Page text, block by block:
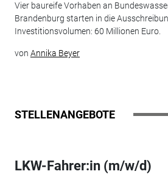
Vier baureife Vorhaben an
Brandenburg starten in die
Investitionsvolumen: 60 Millionen Euro.
von Annika Beyer
STELLENANGEBOTE
LKW-Fahrer:in (m/w/d)